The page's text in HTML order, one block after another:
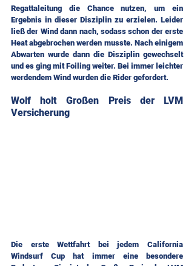
Regattaleitung die Chance nutzen, um ein
Ergebnis in dieser Disziplin zu erzielen. Leider
ließ der Wind dann nach, sodass schon der erste
Heat abgebrochen werden musste. Nach einigem
Abwarten wurde dann die Disziplin gewechselt
und es ging mit Foiling weiter. Bei immer leichter
werdendem Wind wurden die Rider gefordert.
Wolf holt Großen Preis der LVM
Versicherung
Die erste Wettfahrt bei jedem California
Windsurf Cup hat immer eine besondere